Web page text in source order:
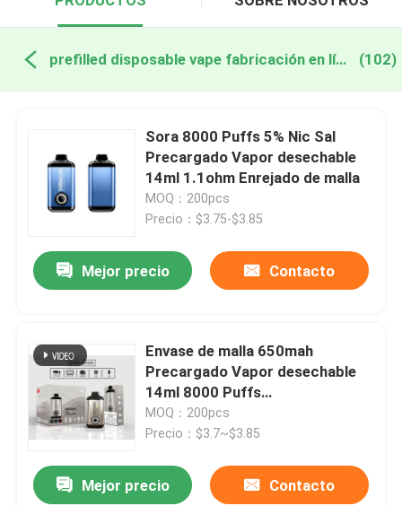
prefilled disposable vape fabricación en línea (102)
Sora 8000 Puffs 5% Nic Sal
Precargado Vapor desechable
14ml 1.1ohm Enrejado de malla
MOQ：200pcs
Precio：$3.75-$3.85
Mejor precio Contacto
Envase de malla 650mah
Precargado Vapor desechable
14ml 8000 Puffs
0mg/20mg/50mg
MOQ：200pcs
Precio：$3.7~$3.85
Mejor precio Contacto